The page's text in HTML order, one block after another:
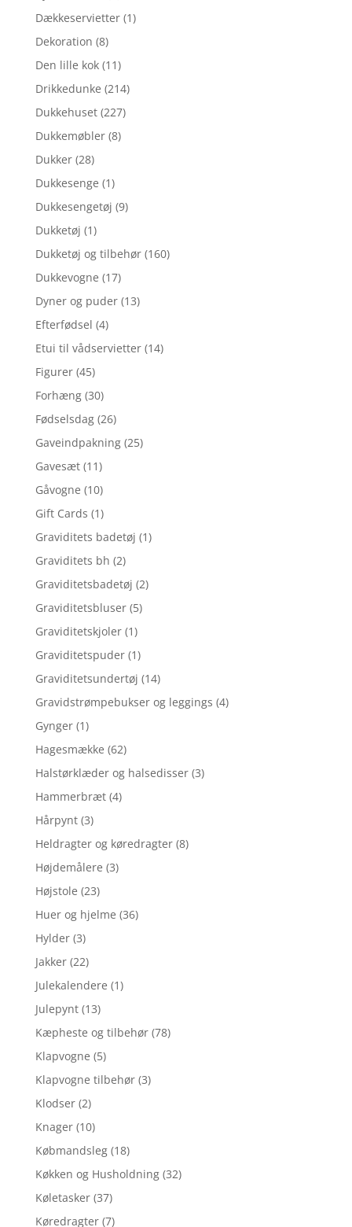
Dækkeservietter (1)
Dekoration (8)
Den lille kok (11)
Drikkedunke (214)
Dukkehuset (227)
Dukkemøbler (8)
Dukker (28)
Dukkesenge (1)
Dukkesengetøj (9)
Dukketøj (1)
Dukketøj og tilbehør (160)
Dukkevogne (17)
Dyner og puder (13)
Efterfødsel (4)
Etui til vådservietter (14)
Figurer (45)
Forhæng (30)
Fødselsdag (26)
Gaveindpakning (25)
Gavesæt (11)
Gåvogne (10)
Gift Cards (1)
Graviditets badetøj (1)
Graviditets bh (2)
Graviditetsbadetøj (2)
Graviditetsbluser (5)
Graviditetskjoler (1)
Graviditetspuder (1)
Graviditetsundertøj (14)
Gravidstrømpebukser og leggings (4)
Gynger (1)
Hagesmække (62)
Halstørklæder og halsedisser (3)
Hammerbræt (4)
Hårpynt (3)
Heldragter og køredragter (8)
Højdemålere (3)
Højstole (23)
Huer og hjelme (36)
Hylder (3)
Jakker (22)
Julekalendere (1)
Julepynt (13)
Kæpheste og tilbehør (78)
Klapvogne (5)
Klapvogne tilbehør (3)
Klodser (2)
Knager (10)
Købmandsleg (18)
Køkken og Husholdning (32)
Køletasker (37)
Køredragter (7)